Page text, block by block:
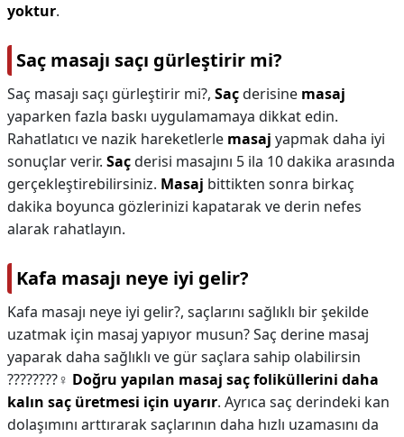
yoktur.
Saç masajı saçı gürleştirir mi?
Saç masajı saçı gürleştirir mi?, Saçderisine masaj
yaparken fazla baskı uygulamamaya dikkat edin.
Rahatlatıcı ve nazik hareketlerle masaj yapmak daha iyi
sonuçlar verir. Saçderisi masajını 5 ila 10 dakika arasında
gerçekleştirebilirsiniz. Masaj bittikten sonra birkaç
dakika boyunca gözlerinizi kapatarak ve derin nefes
alarak rahatlayın.
Kafa masajı neye iyi gelir?
Kafa masajı neye iyi gelir?, saçlarını sağlıklı bir şekilde
uzatmak için masaj yapıyor musun? Saç derine masaj
yaparak daha sağlıklı ve gür saçlara sahip olabilirsin
????????‍♀️ Doğru yapılan masaj saç foliküllerini daha
kalın saç üretmesi için uyarır. Ayrıca saç derindeki kan
dolaşımını arttırarak saçlarının daha hızlı uzamasını da